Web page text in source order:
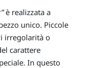
è realizzata a
unico. Piccole
irregolarità o
carattere
In questo